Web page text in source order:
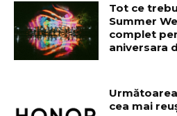
Tot ce
Summer
complet
aniversara
cea mai